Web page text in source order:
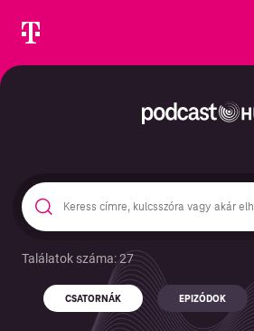
Keresés epizódokban és podcastekben
CSATORNÁK
Találatok száma: 27
CSATORNÁK EPIZÓDOK